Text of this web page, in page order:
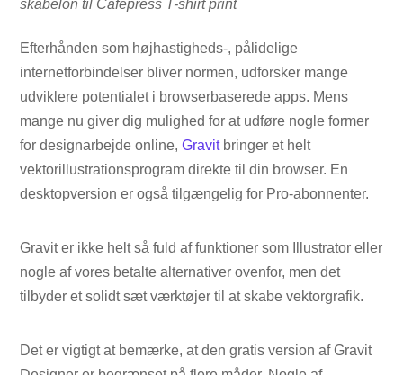
skabelon til Cafepress T-shirt print
Efterhånden som højhastigheds-, pålidelige
internetforbindelser bliver normen, udforsker mange
udviklere potentialet i browserbaserede apps. Mens
mange nu giver dig mulighed for at udføre nogle former
for designarbejde online,Gravitbringer et helt
vektorillustrationsprogram direkte til din browser. En
desktopversion er også tilgængelig for Pro-abonnenter.
Gravit er ikke helt så fuld af funktioner som Illustrator eller
nogle af vores betalte alternativer ovenfor, men det
tilbyder et solidt sæt værktøjer til at skabe vektorgrafik.
Det er vigtigt at bemærke, at den gratis version af Gravit